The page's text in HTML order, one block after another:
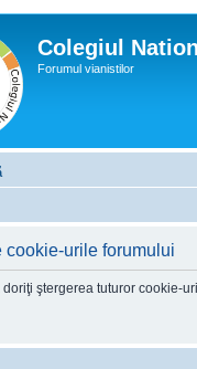
Colegiul
Forumul vianistilor
cookie-urile forumului
ştergerea tuturor cookie-